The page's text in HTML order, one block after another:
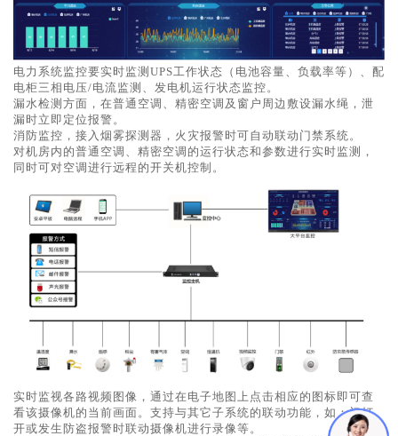
电力系统监控要实时监测UPS工作状态（电池容量、负载率等）、配
电柜三相电压/电流监测、发电机运行状态监控。
漏水检测方面，在普通空调、精密空调及窗户周边敷设漏水绳，泄
漏时立即定位报警。
消防监控，接入烟雾探测器，火灾报警时可自动联动门禁系统。
对机房内的普通空调、精密空调的运行状态和参数进行实时监测，
同时可对空调进行远程的开关机控制。
实时监视各路视频图像，通过在电子地图上点击相应的图标即可查
看该摄像机的当前画面。支持与其它子系统的联动功能，如：门打
开或发生防盗报警时联动摄像机进行录像等。